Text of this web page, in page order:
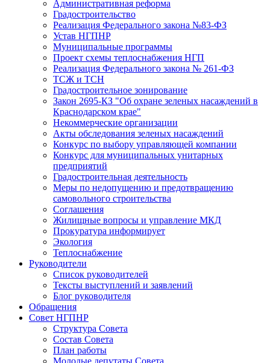
Административная реформа
Градостроительство
Реализация Федерального закона №83-ФЗ
Устав НГПНР
Муниципальные программы
Проект схемы теплоснабжения НГП
Реализация Федерального закона № 261-ФЗ
ТСЖ и ТСН
Градостроительное зонирование
Закон 2695-КЗ "Об охране зеленых насаждений в
Краснодарском крае"
Некоммерческие организации
Акты обследования зеленых насаждений
Конкурс по выбору управляющей компании
Конкурс для муниципальных унитарных
предприятий
Градостроительная деятельность
Меры по недопущению и предотвращению
самовольного строительства
Соглашения
Жилищные вопросы и управление МКД
Прокуратура информирует
Экология
Теплоснабжение
Руководители
Список руководителей
Тексты выступлений и заявлений
Блог руководителя
Обращения
Совет НГПНР
Структура Совета
Состав Совета
План работы
Молодые депутаты Совета